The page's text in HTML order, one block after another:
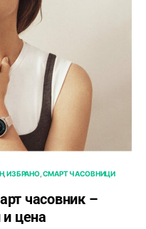
ИЗБРАНО СМАРТ ЧАСОВНИЦИ
часовник –
и цена